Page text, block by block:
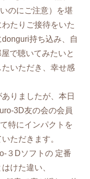
のにご注意）を堪
たりご接待をいた
持ち込み、自
で聴いてみたいと
いただき、幸せ感
りましたが、本日
3D友の会の会員
特にインパクトを
ただきます。
３Dソフトの 定番
けた違い、